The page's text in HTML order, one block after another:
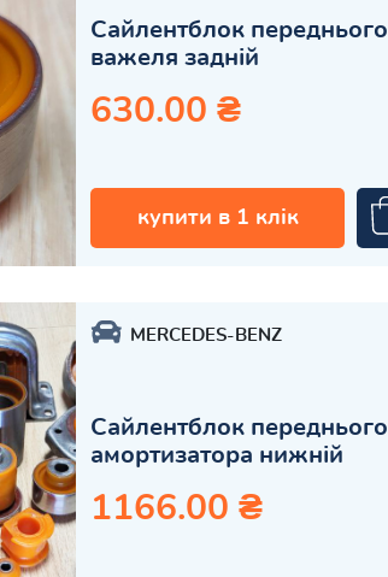
Сайлентблок переднього
важеля задній
630.00 ₴
купити в 1 клік
MERCEDES-BENZ
Сайлентблок переднього
амортизатора нижній
1166.00 ₴